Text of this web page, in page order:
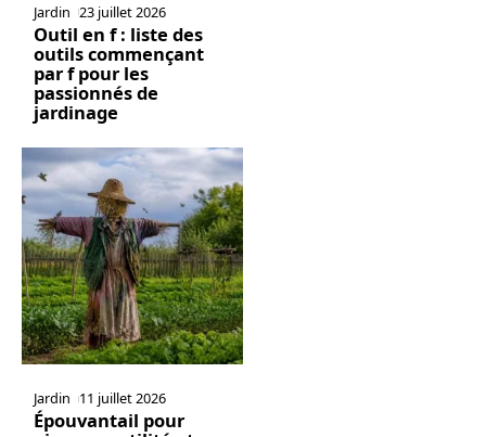
Jardin 23 juillet 2026
Outil en f : liste des
outils commençant
par f pour les
passionnés de
jardinage
Jardin 11 juillet 2026
Épouvantail pour